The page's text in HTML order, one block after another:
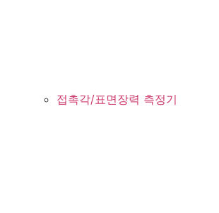
접촉각/표면장력 측정기